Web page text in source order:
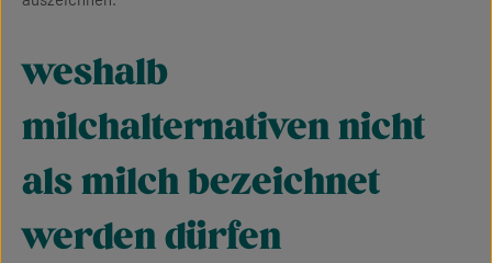
weshalb
milchalternativen nicht
als milch bezeichnet
werden dürfen